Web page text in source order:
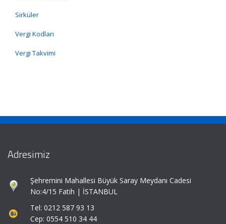
Sirküler
Vergi Kodları
Vergi Takvimi
Adresimiz
Şehremini Mahallesi Büyük Saray Meydanı Cadesi
No:4/15 Fatih | İSTANBUL
Tel: 0212 587 93 13
Cep: 0554 510 34 44